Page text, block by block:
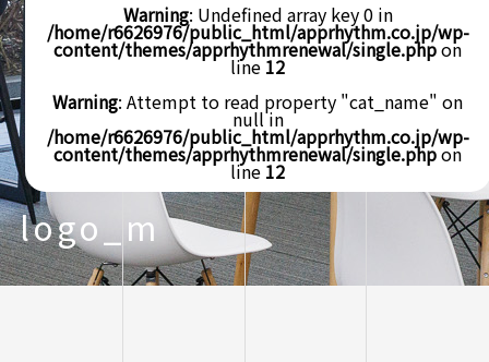
Warning: Undefined array key 0 in
/home/r6626976/public_html/apprhythm.co.jp/wp-
content/themes/apprhythmrenewal/single.phpon
line 12
Warning: Attempt to read property "cat_name" on
null in
/home/r6626976/public_html/apprhythm.co.jp/wp-
content/themes/apprhythmrenewal/single.phpon
line 12
logo_m